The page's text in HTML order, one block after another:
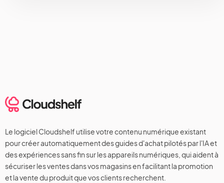
Le logiciel Cloudshelf utilise votre contenu numérique existant
pour créer automatiquement des guides d'achat pilotés par l'IA et
des expériences sans fin sur les appareils numériques, qui aident à
sécuriser les ventes dans vos magasins en facilitant la promotion
et la vente du produit que vos clients recherchent.